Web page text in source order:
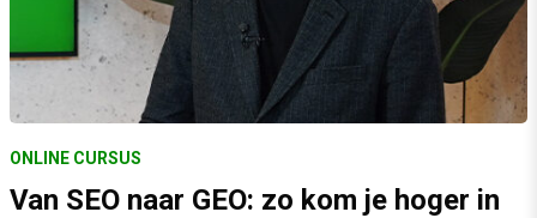
ONLINE CURSUS
Van SEO naar GEO: zo kom je hoger in